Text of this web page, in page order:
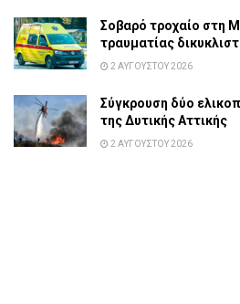
Σοβαρό τροχαίο στη
τραυματίας
2 ΑΥΓΟΎΣΤΟΥ 2026
Σύγκρουση δύο
της Δυτικής Αττικής
2 ΑΥΓΟΎΣΤΟΥ 2026